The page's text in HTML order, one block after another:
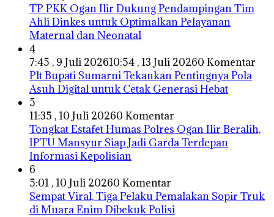
TP PKK Ogan Ilir Dukung Pendampingan Tim
Ahli Dinkes untuk Optimalkan Pelayanan
Maternal dan Neonatal
4
7:45 , 9 Juli 202610:54 , 13 Juli 20260 Komentar
Plt Bupati Sumarni Tekankan Pentingnya Pola
Asuh Digital untuk Cetak Generasi Hebat
5
11:35 , 10 Juli 20260 Komentar
Tongkat Estafet Humas Polres Ogan Ilir Beralih,
IPTU Mansyur Siap Jadi Garda Terdepan
Informasi Kepolisian
6
5:01 , 10 Juli 20260 Komentar
Sempat Viral, Tiga Pelaku Pemalakan Sopir Truk
di Muara Enim Dibekuk Polisi